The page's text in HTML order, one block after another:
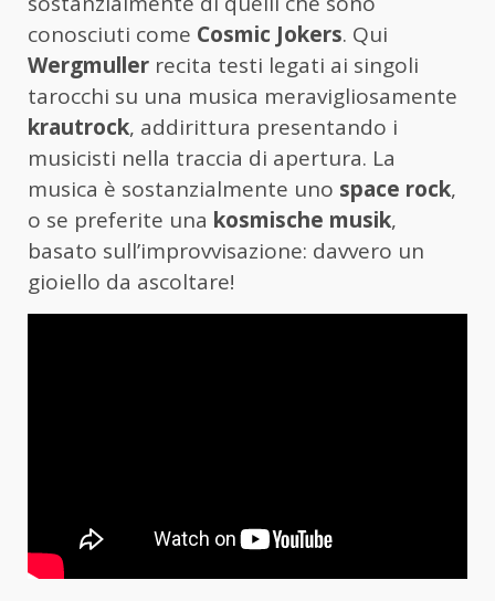
conosciuti come Cosmic Jokers. Qui
Wergmuller recita testi legati ai singoli
tarocchi su una musica meravigliosamente
krautrock, addirittura presentando i
musicisti nella traccia di apertura. La
musica è sostanzialmente uno space rock,
o se preferite una kosmische musik,
basato sull’improvvisazione: davvero un
gioiello da ascoltare!